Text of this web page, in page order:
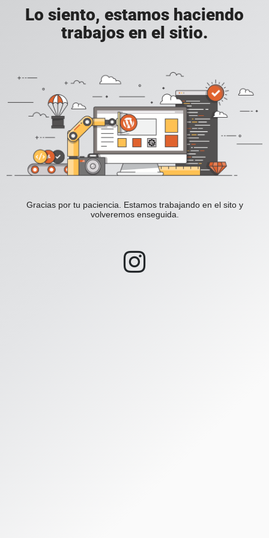
Lo siento, estamos haciendo
trabajos en el sitio.
Gracias por tu paciencia. Estamos trabajando en el sito y
volveremos enseguida.